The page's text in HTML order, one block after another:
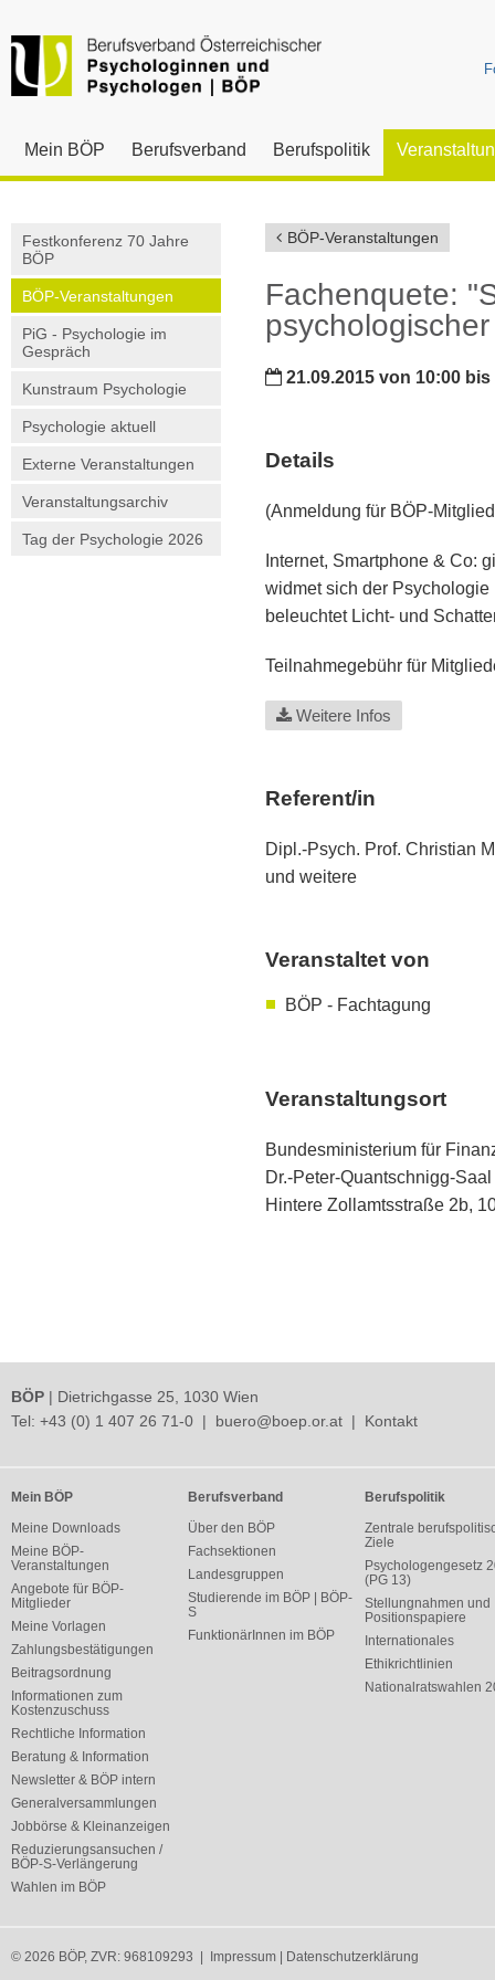
Mein BÖP Berufsverband Berufspolitik
Festkonferenz 70 Jahre
BÖP
BÖP-Veranstaltungen
PiG - Psychologie im
Gespräch
Kunstraum Psychologie
Psychologie aktuell
Externe Veranstaltungen
Veranstaltungsarchiv
Tag der Psychologie 2026
BÖP-Veranstaltungen
Fachenquete:
21.09.2015 von 10:00
Details
(Anmeldung für BÖP-
Internet, Smartphone & Co:
widmet sich der
beleuchtet Licht- und
Teilnahmegebühr für
Weitere Infos
Referent/in
Dipl.-Psych. Prof. Christian
und weitere
Veranstaltet von
BÖP - Fachtagung
Veranstaltungsort
Bundesministerium für
Dr.-Peter-Quantschnigg-Saal
Hintere Zollamtsstraße 2b,
BÖP | Dietrichgasse 25, 1030 Wien
Tel: +43 (0) 1 407 26 71-0 | buero@boep.or.at | Kontakt
Mein BÖP
Meine Downloads
Meine BÖP-
Veranstaltungen
Angebote für BÖP-
Mitglieder
Meine Vorlagen
Zahlungsbestätigungen
Beitragsordnung
Informationen zum
Kostenzuschuss
Rechtliche Information
Beratung & Information
Newsletter & BÖP intern
Generalversammlungen
Jobbörse & Kleinanzeigen
Reduzierungsansuchen /
BÖP-S-Verlängerung
Wahlen im BÖP
Berufsverband
Über den BÖP
Fachsektionen
Landesgruppen
Studierende im BÖP | BÖP-
S
FunktionärInnen im BÖP
Berufspolitik
Zentrale
Ziele
Psychologengesetz
(PG 13)
Stellungnahmen und
Positionspapiere
Internationales
Ethikrichtlinien
Nationalratswahlen
© 2026 BÖP, ZVR: 968109293 | Impressum Datenschutzerklärung